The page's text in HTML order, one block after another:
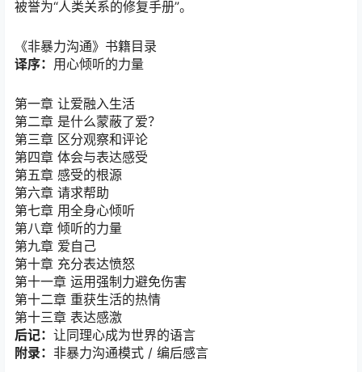
被誉为“人类关系的修复手册”。
《非暴力沟通》书籍目录
译序： 用心倾听的力量
第一章 让爱融入生活
第二章 是什么蒙蔽了爱？
第三章 区分观察和评论
第四章 体会与表达感受
第五章 感受的根源
第六章 请求帮助
第七章 用全身心倾听
第八章 倾听的力量
第九章 爱自己
第十章 充分表达愤怒
第十一章 运用强制力避免伤害
第十二章 重获生活的热情
第十三章 表达感激
后记： 让同理心成为世界的语言
附录： 非暴力沟通模式 / 编后感言